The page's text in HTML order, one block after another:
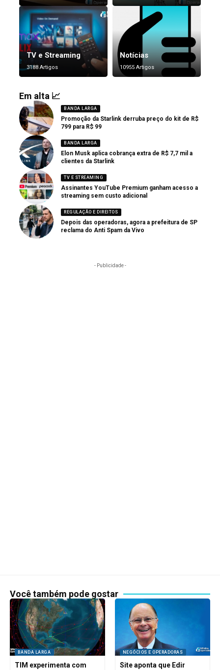
TV e Streaming
3188 Artigos
Notícias
10955 Artigos
Em alta 📈
BANDA LARGA
Promoção da Starlink derruba preço do kit de R$
799 para R$ 99
BANDA LARGA
Elon Musk aplica cobrança extra de R$ 7,7 mil a
clientes da Starlink
TV E STREAMING
Assinantes YouTube Premium ganham acesso a
streaming sem custo adicional
REGULAÇÃO E DIREITOS
Depois das operadoras, agora a prefeitura de SP
reclama do Anti Spam da Vivo
- Publicidade -
Você também pode gostar
BANDA LARGA
TIM experimenta com
NEGÓCIOS E OPERADORAS
Site aponta que Edir